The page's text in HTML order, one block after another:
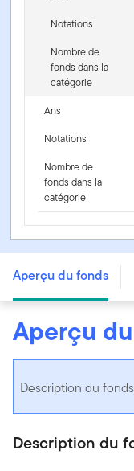
Notations
Nombre de
fonds dans la
catégorie
Ans
Notations
Nombre de
fonds dans la
catégorie
FNB d’actions
Aperçu du fonds
Aperçu
Description du fonds
Description du